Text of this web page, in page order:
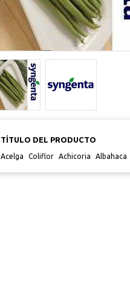
TÍTULO DEL PRODUCTO
Acelga Coliflor Achicoria Albahaca